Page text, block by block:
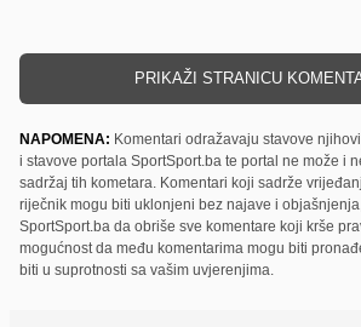
PRIKAŽI STRANICU
NAPOMENA: Komentari odražavaju stavove
i stavove portala SportSport.ba te portal ne može i
sadržaj tih kometara. Komentari koji sadrže
riječnik mogu biti uklonjeni bez najave i
SportSport.ba da obriše sve komentare koji krše
mogućnost da među komentarima mogu biti
biti u suprotnosti sa vašim uvjerenjima.